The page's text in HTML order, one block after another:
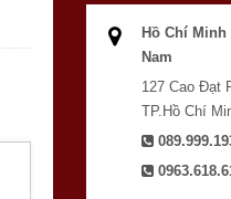
Hồ Chí
Nam
127 Cao Đạt
TP.Hồ Chí